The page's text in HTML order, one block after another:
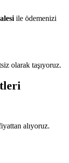
ile ödemenizi
olarak taşıyoruz.
alıyoruz.